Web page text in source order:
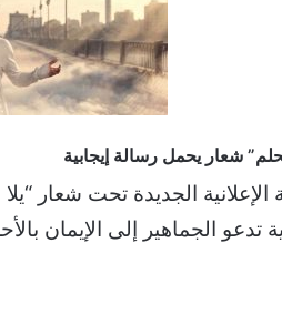
شعار يحمل رسالة إيجابية
الإعلانية الجديدة تحت شعار
تدعو الجماهير إلى الإيمان